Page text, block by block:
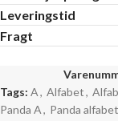
Leveringstid
Fragt
Tags: A, Alfabet,
Panda A, Panda